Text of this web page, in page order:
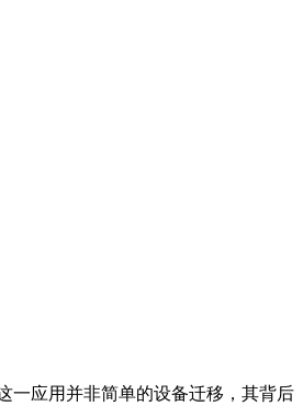
一应用并非简单的设备迁移，其背后